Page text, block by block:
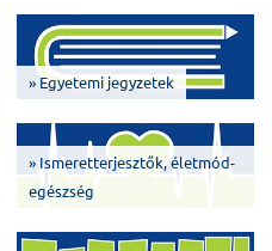
» Egyetemi jegyzetek
» Ismeretterjesztők, életmód-
egészség